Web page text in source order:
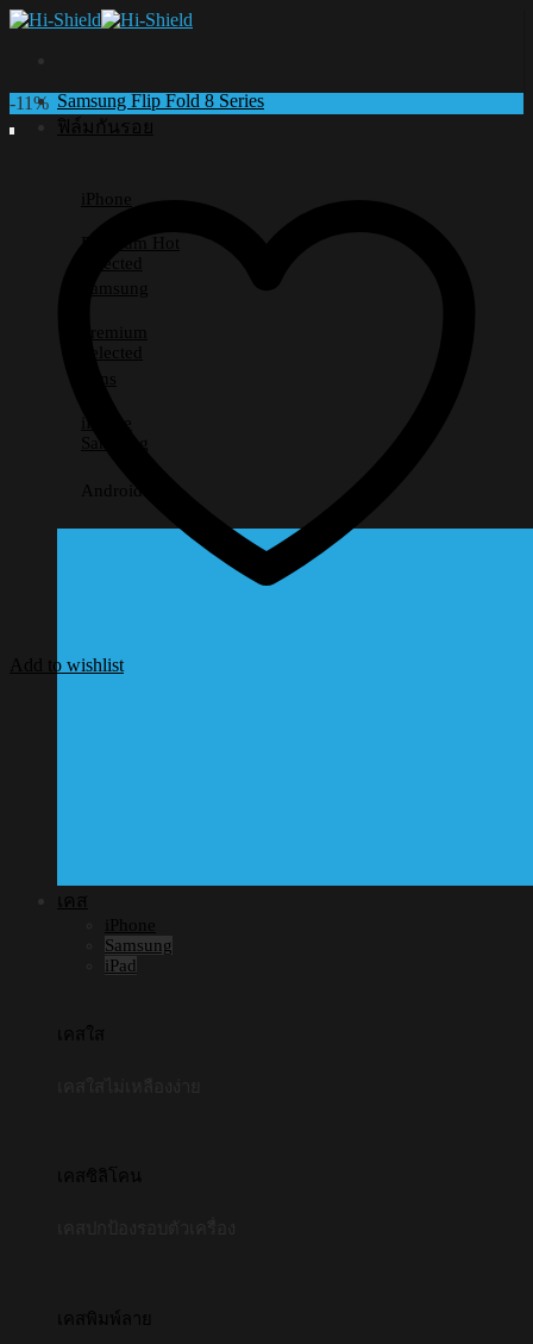
Skip
Samsung Flip Fold 8 Series
ฟิล์มกันรอย
iPhone
Premium
Selected
Samsung
Premium
Selected
Lens
iPhone
Samsung
Android อื่นๆ
เคส
iPhone
Samsung
iPad
เคสใส
เคสซิลิโคน
เคสพิมพ์ลาย
-11%
Add to wishlist